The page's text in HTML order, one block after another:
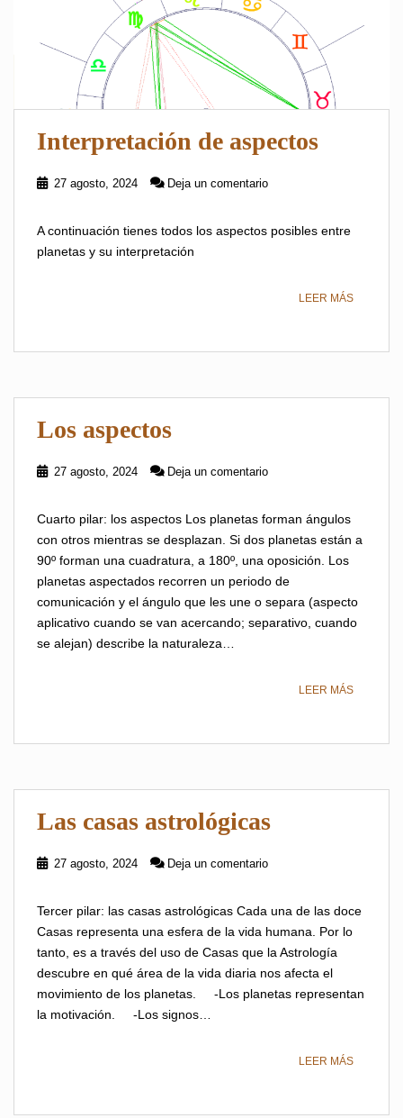
Interpretación de aspectos
27 agosto, 2024 Deja un comentario
A continuación tienes todos los aspectos posibles entre
planetas y su interpretación
LEER MÁS
Los aspectos
27 agosto, 2024 Deja un comentario
Cuarto pilar: los aspectos Los planetas forman ángulos
con otros mientras se desplazan. Si dos planetas están a
90º forman una cuadratura, a 180º, una oposición. Los
planetas aspectados recorren un periodo de
comunicación y el ángulo que les une o separa (aspecto
aplicativo cuando se van acercando; separativo, cuando
se alejan) describe la naturaleza…
LEER MÁS
Las casas astrológicas
27 agosto, 2024 Deja un comentario
Tercer pilar: las casas astrológicas Cada una de las doce
Casas representa una esfera de la vida humana. Por lo
tanto, es a través del uso de Casas que la Astrología
descubre en qué área de la vida diaria nos afecta el
movimiento de los planetas. -Los planetas representan
la motivación. -Los signos…
LEER MÁS